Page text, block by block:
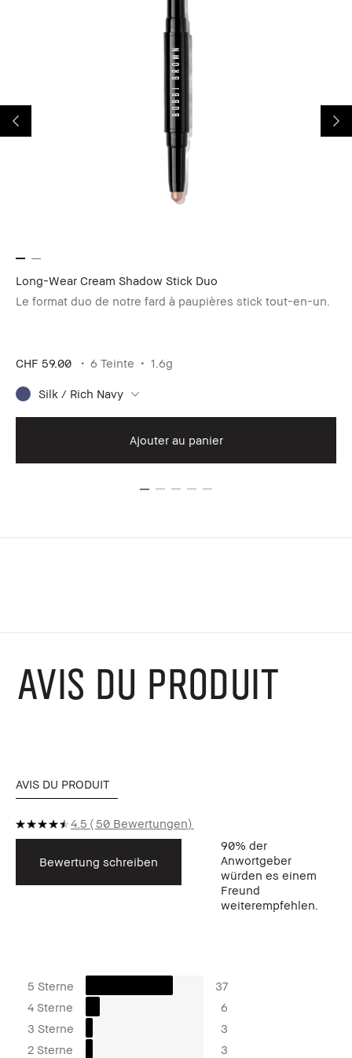
Long-Wear Cream Shadow Stick Duo
Le format duo de notre fard à paupières stick tout-en-un.
CHF 59.00 6 Teinte 1.6g
Silk / Rich Navy
Ajouter au panier
AVIS DU PRODUIT
AVIS DU PRODUIT
4.5 50 Bewertungen
Bewertung schreiben
90% der
Anwortgeber
würden es einem
Freund
weiterempfehlen.
5 Sterne
37
4 Sterne
6
3 Sterne
3
2 Sterne
3